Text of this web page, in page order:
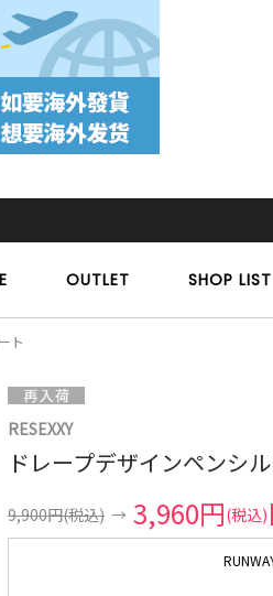
OUTLET SHOP LIST
ト
RESEXXY
ドレープデザインペンシ
9,900円(税込) → 3,960円(税込)